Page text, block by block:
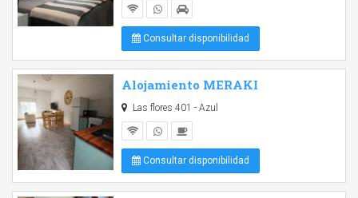
Consultar disponibilidad
Alojamiento MERAKI
Las flores 401 - Azul
Consultar disponibilidad